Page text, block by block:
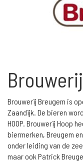
Brouwerij Breugem is
Zaandijk. De bieren
HOOP. Brouwerij Hoop
biermerken, Breugem
onder leiding van de
maar ook Patrick